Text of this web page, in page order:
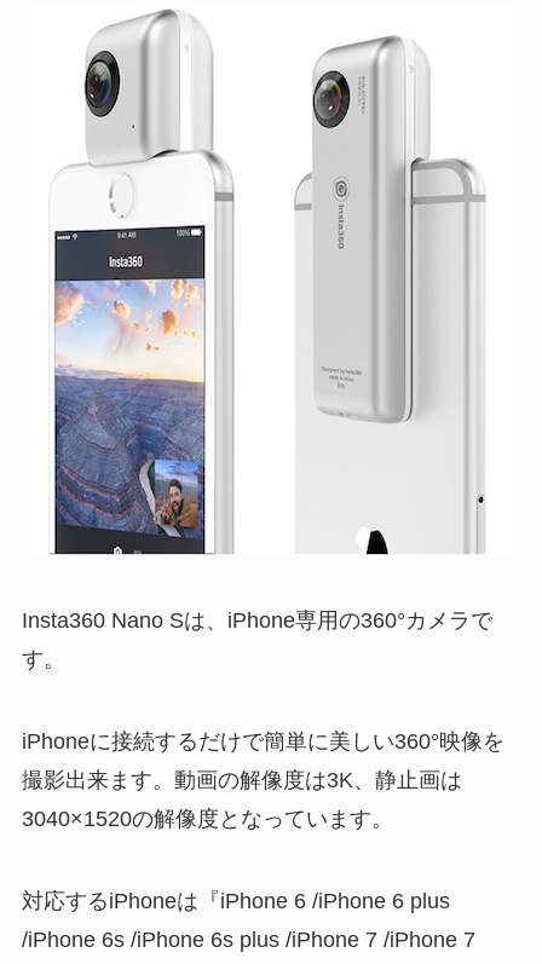
Insta360 Nano Sは、iPhone専用の360°カメラで
す。
iPhoneに接続するだけで簡単に美しい360°映像を
撮影出来ます。動画の解像度は3K、静止画は
3040×1520の解像度となっています。
対応するiPhoneは『iPhone 6 /iPhone 6 plus
/iPhone 6s /iPhone 6s plus /iPhone 7 /iPhone 7